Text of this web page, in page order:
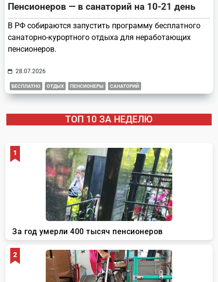
Пенсионеров — в санаторий на 10-21 день
В РФ собираются запустить программу бесплатного
санаторно-курортного отдыха для неработающих
пенсионеров.
28.07.2026
БЕСПЛАТНО ОТДЫХ ПЕНСИОНЕРЫ САНАТОРИЙ
ТОП 10 ЗА НЕДЕЛЮ